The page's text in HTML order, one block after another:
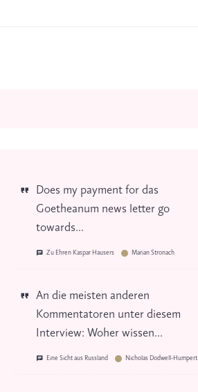
Does my payment for das
Goetheanum news letter go
towards...
Zu Ehren Kaspar Hausers Marian Stronach
An die meisten anderen
Kommentatoren unter diesem
Interview: Woher wissen...
Eine Sicht aus Russland Nicholas Dodwell-Humpert